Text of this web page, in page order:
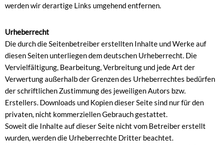
werden wir derartige Links umgehend entfernen.
Urheberrecht
Die durch die Seitenbetreiber erstellten Inhalte und Werke auf
diesen Seiten unterliegen dem deutschen Urheberrecht. Die
Vervielfältigung, Bearbeitung, Verbreitung und jede Art der
Verwertung außerhalb der Grenzen des Urheberrechtes bedürfen
der schriftlichen Zustimmung des jeweiligen Autors bzw.
Erstellers. Downloads und Kopien dieser Seite sind nur für den
privaten, nicht kommerziellen Gebrauch gestattet.
Soweit die Inhalte auf dieser Seite nicht vom Betreiber erstellt
wurden, werden die Urheberrechte Dritter beachtet.